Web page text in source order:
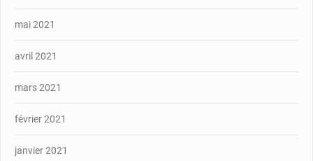
mai 2021
avril 2021
mars 2021
février 2021
janvier 2021